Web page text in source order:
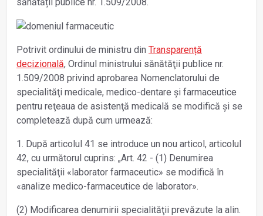
Potrivit ordinului de ministru din Transparență
decizională, Ordinul ministrului sănătăţii publice nr.
1.509/2008 privind aprobarea Nomenclatorului de
specialităţi medicale, medico-dentare şi farmaceutice
pentru reţeaua de asistenţă medicală se modifică şi se
completează după cum urmează:
1. După articolul 41 se introduce un nou articol, articolul
42, cu următorul cuprins: „Art. 42 - (1) Denumirea
specialităţii «laborator farmaceutic» se modifică în
«analize medico-farmaceutice de laborator».
(2) Modificarea denumirii specialităţii prevăzute la alin.